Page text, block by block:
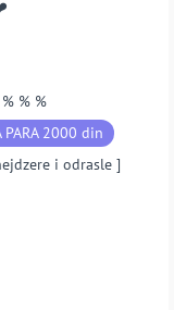
% %
2000 din
i odrasle ]